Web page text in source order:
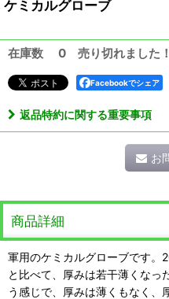
ケミカルグローブ
在庫数 0 売り切れました
Facebookでシェア
返品特約に関する重要事項
お
商品詳細
軍用のケミカルグローブです
と比べて、厚みは若干薄くなっ
う感じで、厚みは薄くもなく、